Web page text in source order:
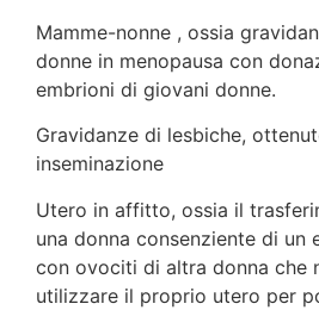
Mamme-nonne , ossia
donne in meno­pausa con
embrioni di giovani donne.
Gravidanze di lesbiche,
inseminazione
Utero in affitto, ossia il
una donna consenziente di un
con ovociti di altra donna che
utilizzare il proprio utero per